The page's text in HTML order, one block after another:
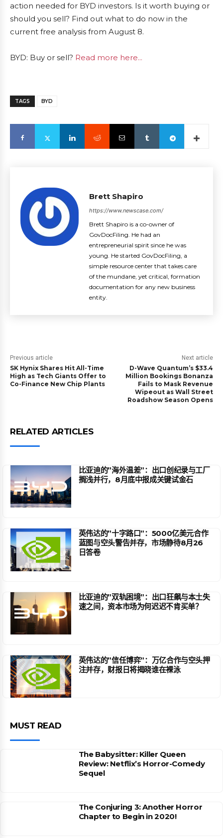
action needed for BYD investors. Is it worth buying or
should you sell? Find out what to do now in the
current free analysis from August 8.
BYD: Buy or sell? Read more here...
TAGS BYD
Brett Shapiro
https://www.newscase.com/
Brett Shapiro is a co-owner of
GovDocFiling. He had an
entrepreneurial spirit since he was
young. He started GovDocFiling, a
simple resource center that takes care
of the mundane, yet critical, formation
documentation for any new business
entity.
Previous article
SK Hynix Shares Hit All-Time
High as Tech Giants Offer to
Co-Finance New Chip Plants
Next article
D-Wave Quantum’s $33.4
Million Bookings Bonanza
Fails to Mask Revenue
Wipeout as Wall Street
Roadshow Season Opens
RELATED ARTICLES
比亚迪的”海外温差”：出口创纪录与工厂
搁浅并行，8月底中报成关键试金石
英伟达的”十字路口”：5000亿美元合作
蓝图与空头警告并存，市场静待8月26
日答卷
比亚迪的”双轨困境”：出口狂飙与本土失
速之间，资本市场为何迟迟不肯买单？
英伟达的”信任博弈”：万亿合作与空头押
注并存，财报日将揭晓谁在裸泳
MUST READ
The Babysitter: Killer Queen
Review: Netflix’s Horror-Comedy
Sequel
The Conjuring 3: Another Horror
Chapter to Begin in 2020!